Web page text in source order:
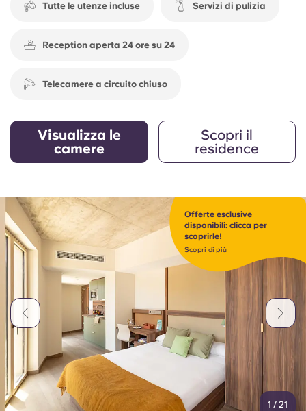
Tutte le utenze incluse Servizi di pulizia
Reception aperta 24 ore su 24
Telecamere a circuito chiuso
Visualizza le
camere
Scopri il
residence
Offerte esclusive
disponibili: clicca per
scoprirle!
Scopri di più
1 / 21